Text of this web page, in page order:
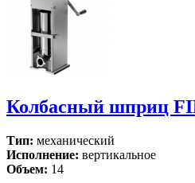
Колбасный шприц
Тип: механический
Исполнение: вертикальное
Объем: 14